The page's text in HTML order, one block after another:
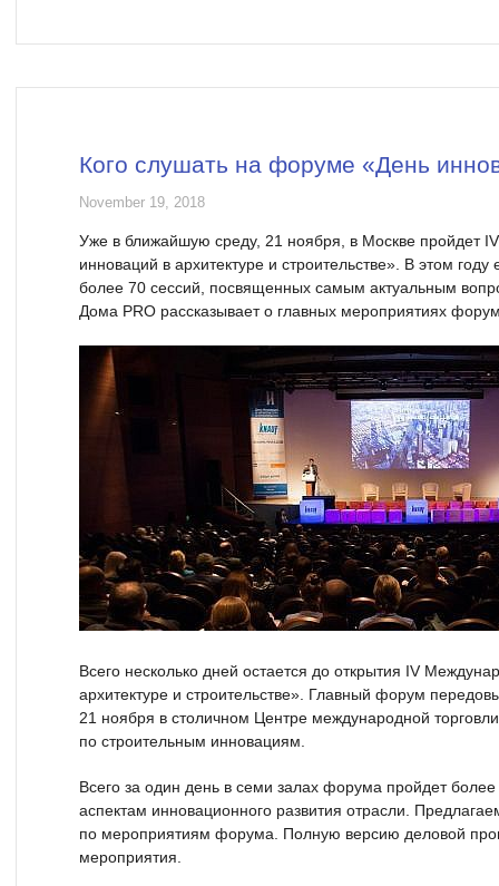
Кого слушать на форуме «День
November 19, 2018
Уже в ближайшую среду, 21 ноября, в Москве пройдет
инноваций в архитектуре и строительстве». В этом
более 70 сессий, посвященных самым актуальным
Дома PRO рассказывает о главных мероприятиях
Всего несколько дней остается до открытия IV
архитектуре и строительстве». Главный форум
21 ноября в столичном Центре международной
по строительным инновациям.
Всего за один день в семи залах форума пройдет
аспектам инновационного развития отрасли.
по мероприятиям форума. Полную версию деловой
мероприятия.